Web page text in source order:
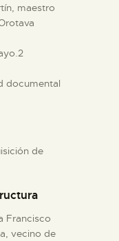
maestro
documental
de
Francisco
vecino de